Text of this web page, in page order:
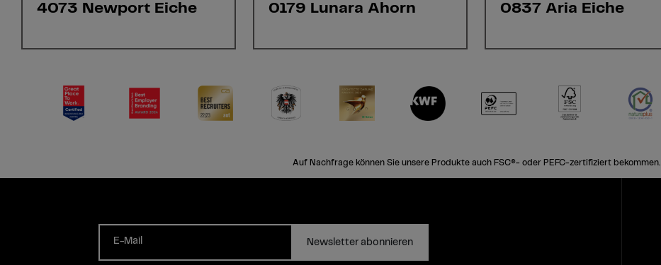
4073 Newport Eiche 0179 Lunara Ahorn 0837 Aria Eiche
Auf Nachfrage können Sie unsere Produkte auch FSC®- oder PEFC-zertifiziert bekommen.
E-Mail Newsletter abonnieren